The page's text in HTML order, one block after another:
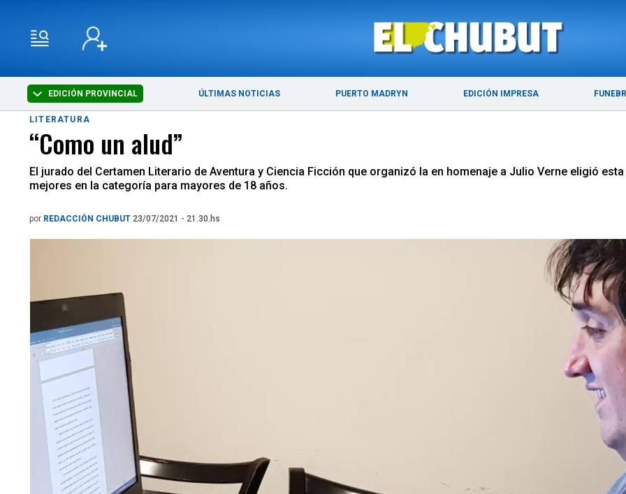
EDICIÓN PROVINCIAL ÚLTIMAS NOTICIAS PUERTO MADRYN EDICIÓN IMPRESA
ÚLTIMAS NOTICIAS PUERTO MADRYN
LITERATURA
“Como un alud”
El jurado del Certamen Literario de Aventura y Ciencia Ficción que organizó la en homenaje a Julio Verne eligió
mejores en la categoría para mayores de 18 años.
por REDACCIÓN CHUBUT 23/07/2021 - 21.30.hs